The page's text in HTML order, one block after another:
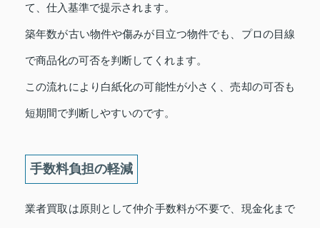
て、仕入基準で提示されます。
築年数が古い物件や傷みが目立つ物件でも、プロの目線
で商品化の可否を判断してくれます。
この流れにより白紙化の可能性が小さく、売却の可否も
短期間で判断しやすいのです。
手数料負担の軽減
業者買取は原則として仲介手数料が不要で、現金化まで